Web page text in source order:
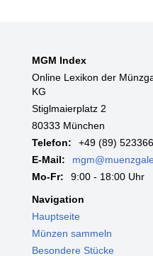
MGM Index
Online Lexikon der
KG
Stiglmaierplatz 2
80333 München
Telefon:
+49 (89)
E-Mail:
Mo-Fr:
9:00 - 18:00 Uhr
Navigation
Hauptseite
Münzen sammeln
Besondere Stücke